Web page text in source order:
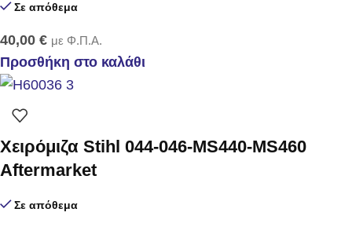
Σε απόθεμα
40,00 € με Φ.Π.Α.
Προσθήκη στο καλάθι
Χειρόμιζα Stihl 044-046-MS440-MS460
Aftermarket
Σε απόθεμα